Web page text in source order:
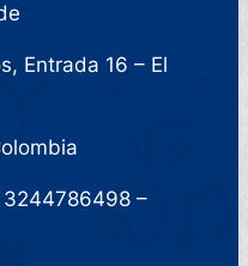
Entrada 16 – El
–